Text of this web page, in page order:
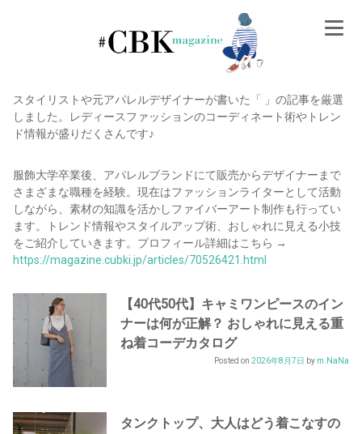
スタイリストや元アパレルデザイナーが書いた「 」の記事を厳選
しました。レディースファッションのコーディネート術やトレン
ド情報が盛りだくさんです♪
服飾大学卒業後、アパレルブランドにて販売からデザイナーまで
さまざまな職種を経験。現在はファッションライターとして活動
しながら、素材の知識を活かしファイバーアート制作も行ってい
ます。トレンド情報やスタイルアップ術、おしゃれに見える小技
をご紹介していきます。プロフィール詳細はこちら →
https://magazine.cubki.jp/articles/70526421 .html
【40代50代】キャミワンピースのイン
ナーは何が正解？ おしゃれに見える重
ね着コーデカタログ
Posted on 2026年8月7日 by m.NaNa
タンクトップ、大人はどう着こなすの